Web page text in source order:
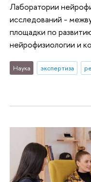
Лаборатории
исследований -
площадки по
нейрофизиологии и
Наука экспертиза